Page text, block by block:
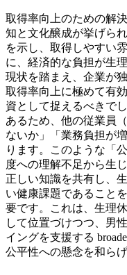
取得率向上のための解
知と文化醸成が挙げら
を示し、取得しやすい
に、経済的な負担が生
現状を踏まえ、企業が
取得率向上に極めて有
資として捉えるべきで
あるため、他の従業員
ないか」「業務負担が
ります。このような「
度への理解不足から生
正しい知識を共有し、
い健康課題であること
要です。これは、生理
して位置づけつつ、男
イングを支援する
公平性への懸念を和ら